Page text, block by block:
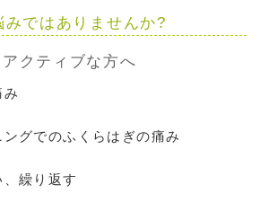
みではありませんか?
クティブな方へ
み
ングでのふくらはぎの痛み
、繰り返す